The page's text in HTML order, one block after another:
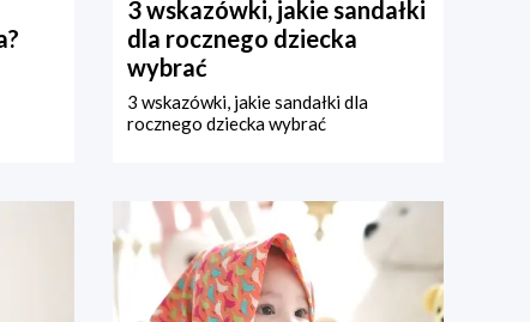
3 wskazówki, jakie sandałki
dla rocznego dziecka
wybrać
3 wskazówki, jakie sandałki dla
rocznego dziecka wybrać